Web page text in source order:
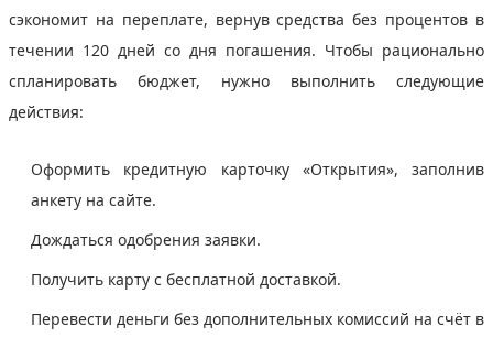
сэкономит на переплате, вернув средства без процентов в
течении 120 дней со дня погашения. Чтобы рационально
спланировать бюджет, нужно выполнить следующие
действия:
Оформить кредитную карточку «Открытия», заполнив
анкету на сайте.
Дождаться одобрения заявки.
Получить карту с бесплатной доставкой.
Перевести деньги без дополнительных комиссий на счёт в